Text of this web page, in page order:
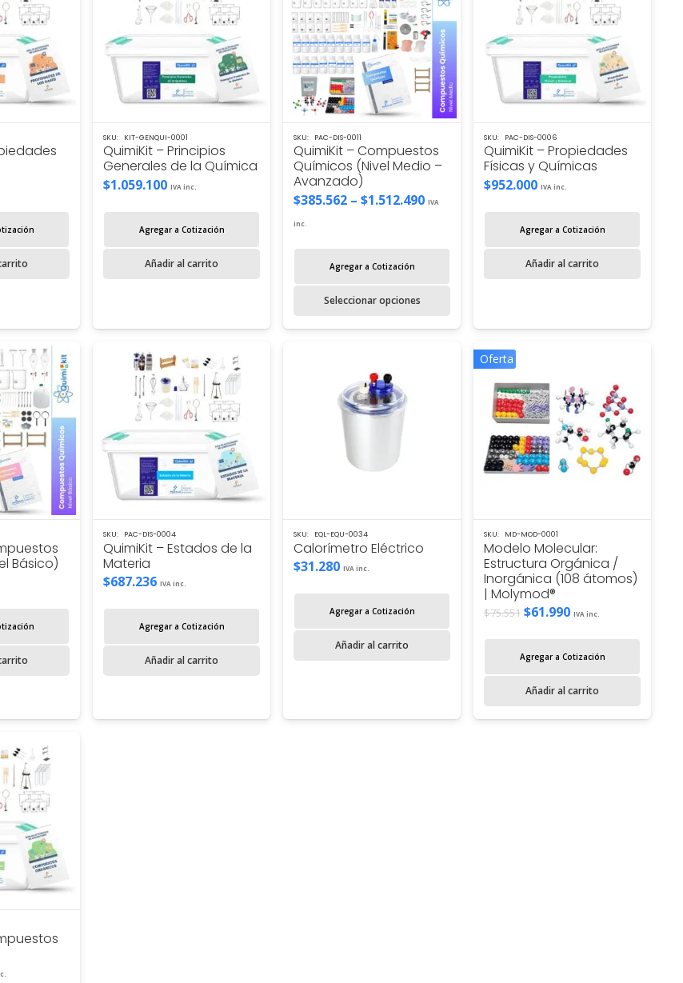
SKU: KIT-GENQUI-0001
QuimiKit – Principios
Generales de la Química
$1.059.100 IVA inc.
Agregar a Cotización
Añadir al carrito
SKU: PAC-DIS-0011
QuimiKit – Compuestos
Químicos (Nivel Medio –
Avanzado)
$385.562 – $1.512.490Price
IVA
inc.
Agregar a Cotización
Seleccionar opciones
tiene
múltiples
variantes.
opciones
producto
SKU: PAC-DIS-0006
QuimiKit – Propiedades
Físicas y Químicas
$952.000 IVA inc.
Agregar a Cotización
Añadir al carrito
Básico)
SKU: PAC-DIS-0004
QuimiKit – Estados de la
Materia
$687.236 IVA inc.
Agregar a Cotización
Añadir al carrito
SKU: EQL-EQU-0034
Calorímetro Eléctrico
$31.280 IVA inc.
Agregar a Cotización
Añadir al carrito
Oferta
SKU: MD-MOD-0001
Modelo Molecular:
Estructura Orgánica /
Inorgánica (108 átomos)
| Molymod®
$75.551 El
original
$75.551.
$61.990El
actual
$61.990.
IVA inc.
Agregar a Cotización
Añadir al carrito